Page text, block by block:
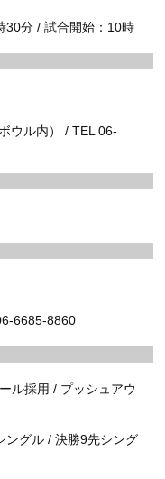
30分 / 試合開始：10時
ウル内） / TEL 06-
6685-8860
ル採用 / プッシュアウ
ングル / 決勝9先シング